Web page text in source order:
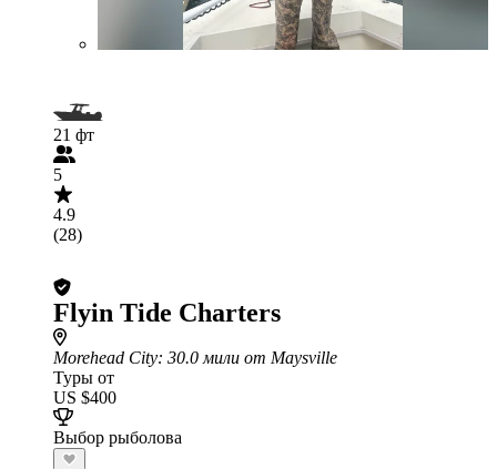
21 фт
5
4.9
(28)
Flyin Tide Charters
Morehead City: 30.0 мили от Maysville
Туры от
US $400
Выбор рыболова